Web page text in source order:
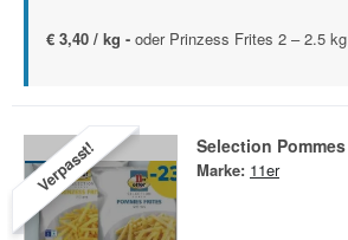
€ 3,40 / kg - oder Prinzess Frites 2 – 2.5 kg
Verpasst! Selection
Marke: 11er